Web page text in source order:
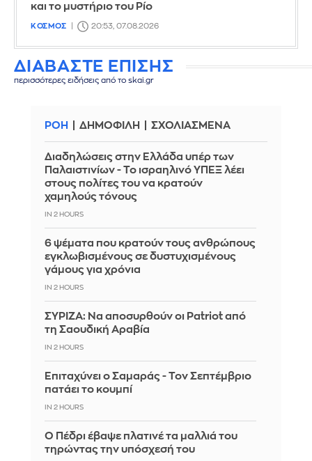
και το μυστήριο του Ρίο
ΚΟΣΜΟΣ 20:53, 07.08.2026
ΔΙΑΒΑΣΤΕ ΕΠΙΣΗΣ
περισσότερες ειδήσεις από το skai.gr
ΡΟΗ ΔΗΜΟΦΙΛΗ ΣΧΟΛΙΑΣΜΕΝΑ
Διαδηλώσεις στην Ελλάδα υπέρ των
Παλαιστινίων - Το ισραηλινό ΥΠΕΞ λέει
στους πολίτες του να κρατούν
χαμηλούς τόνους
IN 2 HOURS
6 ψέματα που κρατούν τους ανθρώπους
εγκλωβισμένους σε δυστυχισμένους
γάμους για χρόνια
IN 2 HOURS
ΣΥΡΙΖΑ: Να αποσυρθούν οι Patriot από
τη Σαουδική Αραβία
IN 2 HOURS
Επιταχύνει ο Σαμαράς - Τον Σεπτέμβριο
πατάει το κουμπί
IN 2 HOURS
Ο Πέδρι έβαψε πλατινέ τα μαλλιά του
τηρώντας την υπόσχεσή του